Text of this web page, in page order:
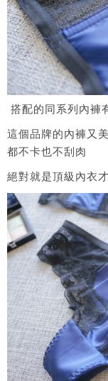
搭配的同系列內褲
這個品牌的內褲又
都不卡也不刮肉
絕對就是頂級內衣